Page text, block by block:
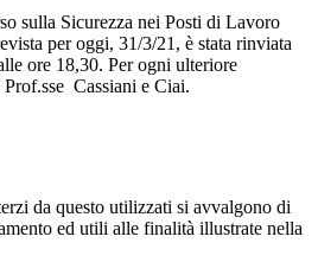
sulla Sicurezza nei Posti di Lavoro
per oggi, 31/3/21, è stata rinviata
ore 18,30. Per ogni ulteriore
Cassiani e Ciai.
da questo utilizzati si avvalgono di
ed utili alle finalità illustrate nella